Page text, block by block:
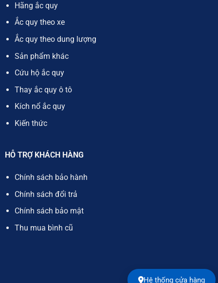
Hãng ắc quy
Ắc quy theo xe
Ắc quy theo dung lượng
Sản phẩm khác
Cứu hộ ắc quy
Thay ắc quy ô tô
Kích nổ ắc quy
Kiến thức
HỖ TRỢ KHÁCH HÀNG
Chính sách bảo hành
Chính sách đổi trả
Chính sách bảo mật
Thu mua bình cũ
Hệ thống cửa hàng